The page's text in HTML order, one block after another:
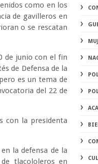
como en los
de gavilleros en
o se rescatan
de junio con el fin
de Defensa de la
es un tema de
del 22 de
con la presidenta
la defensa de la
tlacololeros en